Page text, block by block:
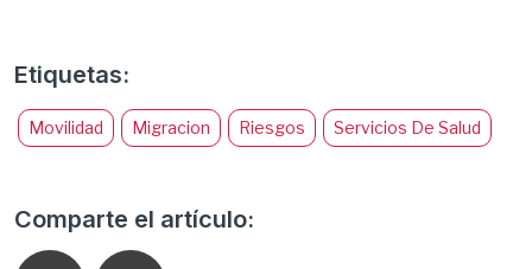
Etiquetas:
Movilidad Migracion Riesgos Servicios De Salud
Comparte el artículo: